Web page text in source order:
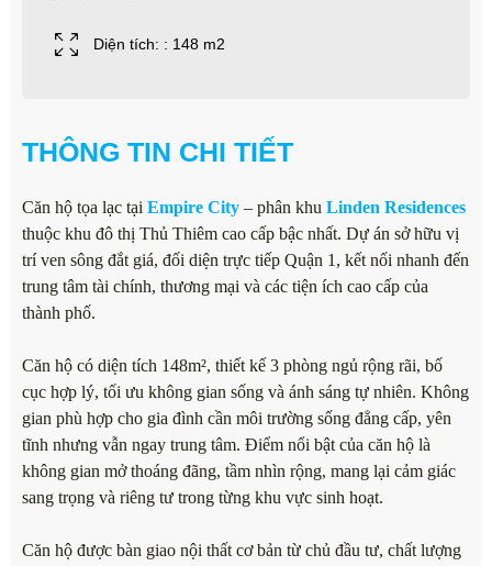
Diện tích: : 148 m2
THÔNG TIN CHI TIẾT
Căn hộ tọa lạc tại Empire City – phân khu Linden Residences
thuộc khu đô thị Thủ Thiêm cao cấp bậc nhất. Dự án sở hữu vị
trí ven sông đắt giá, đối diện trực tiếp Quận 1, kết nối nhanh đến
trung tâm tài chính, thương mại và các tiện ích cao cấp của
thành phố.
Căn hộ có diện tích 148m², thiết kế 3 phòng ngủ rộng rãi, bố
cục hợp lý, tối ưu không gian sống và ánh sáng tự nhiên. Không
gian phù hợp cho gia đình cần môi trường sống đẳng cấp, yên
tĩnh nhưng vẫn ngay trung tâm. Điểm nổi bật của căn hộ là
không gian mở thoáng đãng, tầm nhìn rộng, mang lại cảm giác
sang trọng và riêng tư trong từng khu vực sinh hoạt.
Căn hộ được bàn giao nội thất cơ bản từ chủ đầu tư, chất lượng